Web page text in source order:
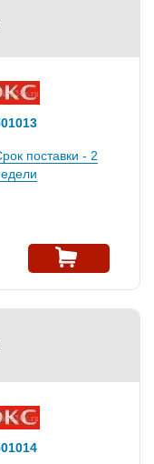
поставки - 2